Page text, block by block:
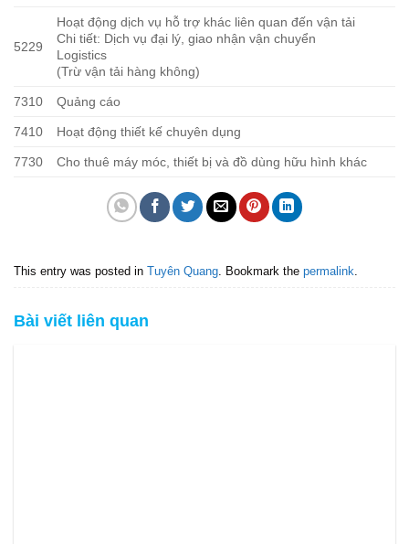
5229
Hoạt động dịch vụ hỗ trợ khác liên quan đến vận tải
Chi tiết: Dịch vụ đại lý, giao nhận vận chuyển
Logistics
(Trừ vận tải hàng không)
7310 Quảng cáo
7410 Hoạt động thiết kế chuyên dụng
7730 Cho thuê máy móc, thiết bị và đồ dùng hữu hình khác
This entry was posted in Tuyên Quang . Bookmark the permalink
Bài viết liên quan